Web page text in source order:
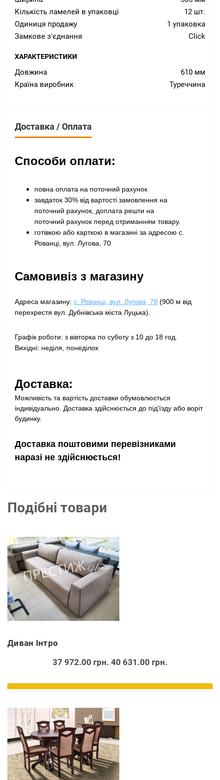
Кількість ламелей в упаковці
12 шт.
Одиниця продажу
1 упаковка
Замкове з'єднання
Click
ХАРАКТЕРИСТИКИ
Довжина
610 мм
Країна виробник
Туреччина
Доставка / Оплата
Способи оплати:
повна оплата на поточний рахунок
завдаток 30% від вартості замовлення на
поточний рахунок, доплата решти на
поточний рахунок перед отриманням товару.
готівкою або карткою в магазині за адресою с.
Рованці, вул. Лугова, 70
Самовивіз з магазину
Адреса магазину: с. Рованці, вул. Лугова, 70 (900 м від
перехрестя вул. Дубнівська міста Луцька).
Графік роботи: з вівторка по суботу з 10 до 18 год.
Вихідні: неділя, понеділок
Доставка:
Можливість та вартість доставки обумовлюється
індивідуально. Доставка здійснюється до під'їзду або воріт
будинку.
Доставка поштовими перевізниками
наразі не здійснюється!
Подібні товари
Диван Інтро
37 972.00 грн. 40 631.00 грн.